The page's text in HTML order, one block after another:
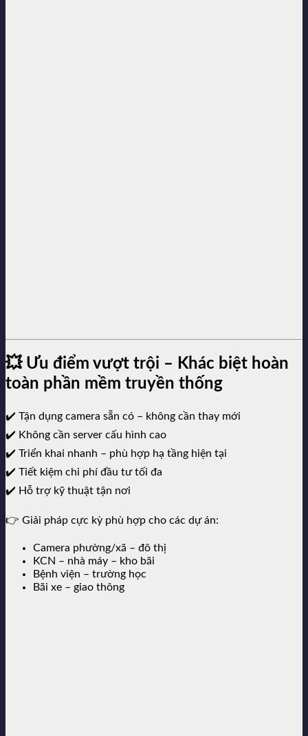
💥 Ưu điểm vượt trội – Khác biệt hoàn
toàn phần mềm truyền thống
✔️ Tận dụng camera sẵn có – không cần thay mới
✔️ Không cần server cấu hình cao
✔️ Triển khai nhanh – phù hợp hạ tầng hiện tại
✔️ Tiết kiệm chi phí đầu tư tối đa
✔️ Hỗ trợ kỹ thuật tận nơi
👉 Giải pháp cực kỳ phù hợp cho các dự án:
Camera phường/xã – đô thị
KCN – nhà máy – kho bãi
Bệnh viện – trường học
Bãi xe – giao thông